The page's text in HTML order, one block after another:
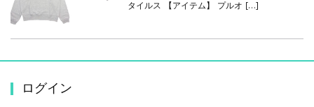
タイルス 【アイテム】 プルオ […]
ログイン